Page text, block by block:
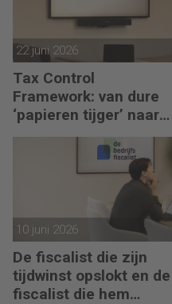
22 juni 2026
Tax Control
Framework: van dure
‘papieren tijger’ naar
digitaal stuurmiddel
10 juni 2026
De fiscalist die zijn
tijdwinst opslokt en de
fiscalist die hem